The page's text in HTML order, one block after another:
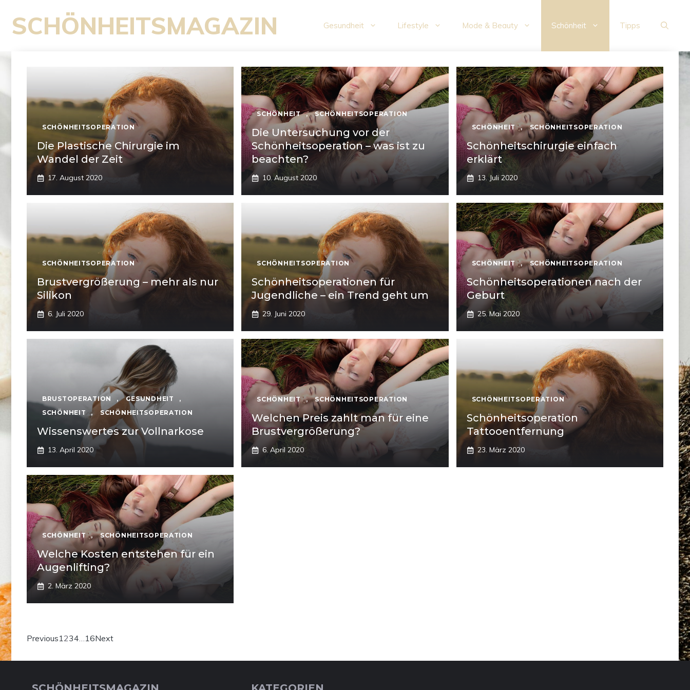
Inhalt
springen
SCHÖNHEITSMAGAZIN Gesundheit Lifestyle Mode & Beauty Schönheit Tipps
SCHÖNHEITSOPERATION
Die Plastische Chirurgie im
Wandel der Zeit
17. August 2020
SCHÖNHEIT , SCHÖNHEITSOPERATION
Die Untersuchung vor der
Schönheitsoperation – was ist zu
beachten?
10. August 2020
SCHÖNHEIT , SCHÖNHEITSOPERATION
Schönheitschirurgie einfach
erklärt
13. Juli 2020
SCHÖNHEITSOPERATION
Brustvergrößerung – mehr als nur
Silikon
6. Juli 2020
SCHÖNHEITSOPERATION
Schönheitsoperationen für
Jugendliche – ein Trend geht um
29. Juni 2020
SCHÖNHEIT , SCHÖNHEITSOPERATION
Schönheitsoperationen nach der
Geburt
25. Mai 2020
BRUSTOPERATION , GESUNDHEIT
,
SCHÖNHEIT
, SCHÖNHEITSOPERATION
Wissenswertes zur Vollnarkose
13. April 2020
SCHÖNHEIT , SCHÖNHEITSOPERATION
Welchen Preis zahlt man für eine
Brustvergrößerung?
6. April 2020
SCHÖNHEITSOPERATION
Schönheitsoperation
Tattooentfernung
23. März 2020
SCHÖNHEIT , SCHÖNHEITSOPERATION
Welche Kosten entstehen für ein
Augenlifting?
2. März 2020
Previous1234…16Next